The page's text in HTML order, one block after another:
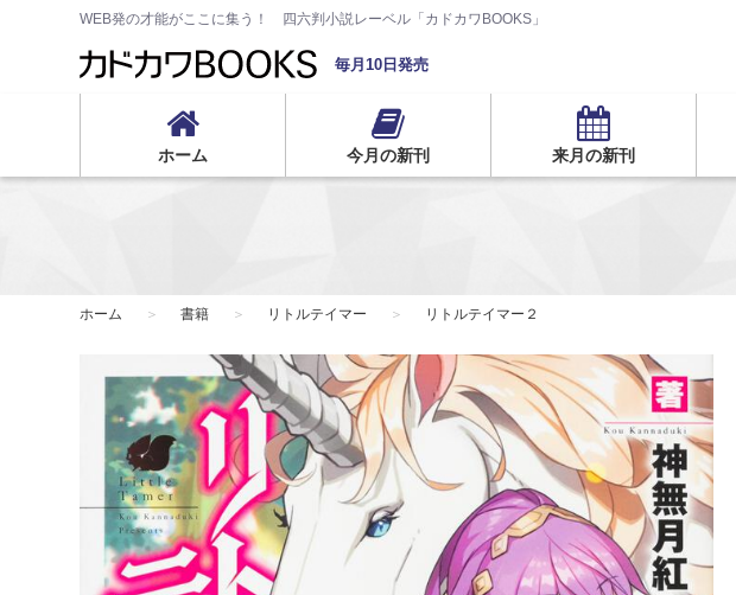
WEB発の才能がここに集う！ 四六判小説レーベル「カドカワBOOKS」
毎月10日発売
ホーム 今月の新刊 来月の新刊
ホーム 書籍 リトルテイマー リトルテイマー２